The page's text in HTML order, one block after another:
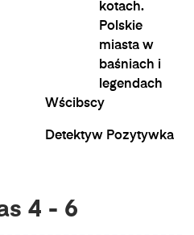
kotach.
Polskie
miasta w
baśniach i
legendach
Wścibscy
Detektyw Pozytywka
4 - 6